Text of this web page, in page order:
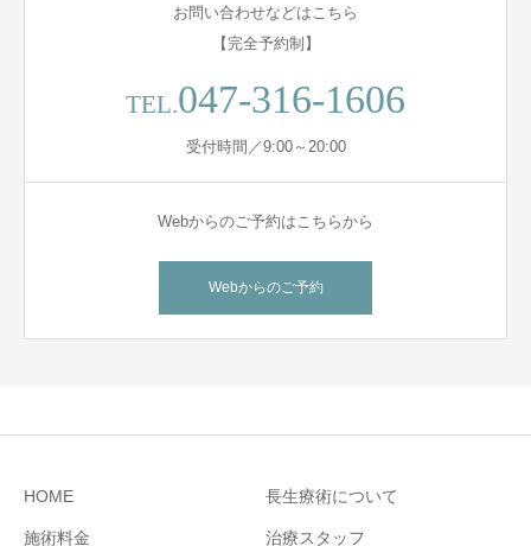
お問い合わせなどはこちら
【完全予約制】
TEL.047-316-1606
受付時間／9:00～20:00
Webからのご予約はこちらから
Webからのご予約
HOME 長生療術について
施術料金 治療スタッフ